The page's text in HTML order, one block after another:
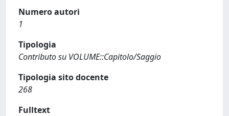
Numero autori
1
Tipologia
Contributo su VOLUME::Capitolo/Saggio
Tipologia sito docente
268
Fulltext